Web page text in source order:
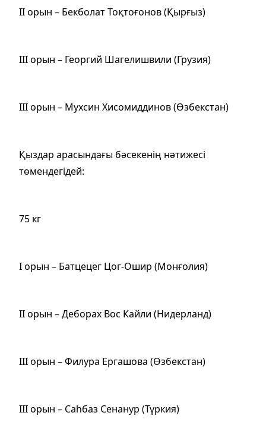
ІІ орын – Бекболат Тоқтоғонов (Қырғыз)
ІІІ орын – Георгий Шагелишвили (Грузия)
ІІІ орын – Мухсин Хисомиддинов (Өзбекстан)
Қыздар арасындағы бәсекенің нәтижесі
төмендегідей:
75 кг
І орын – Батцецег Цог-Ошир (Монғолия)
ІІ орын – Деборах Вос Кайли (Нидерланд)
ІІІ орын – Филура Ергашова (Өзбекстан)
ІІІ орын – Саһбаз Сенанур (Түркия)